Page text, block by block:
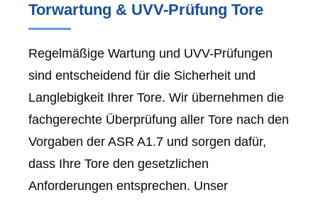
Torwartung & UVV-Prüfung Tore
Regelmäßige Wartung und UVV-Prüfungen
sind entscheidend für die Sicherheit und
Langlebigkeit Ihrer Tore. Wir übernehmen die
fachgerechte Überprüfung aller Tore nach den
Vorgaben der ASR A1.7 und sorgen dafür,
dass Ihre Tore den gesetzlichen
Anforderungen entsprechen. Unser